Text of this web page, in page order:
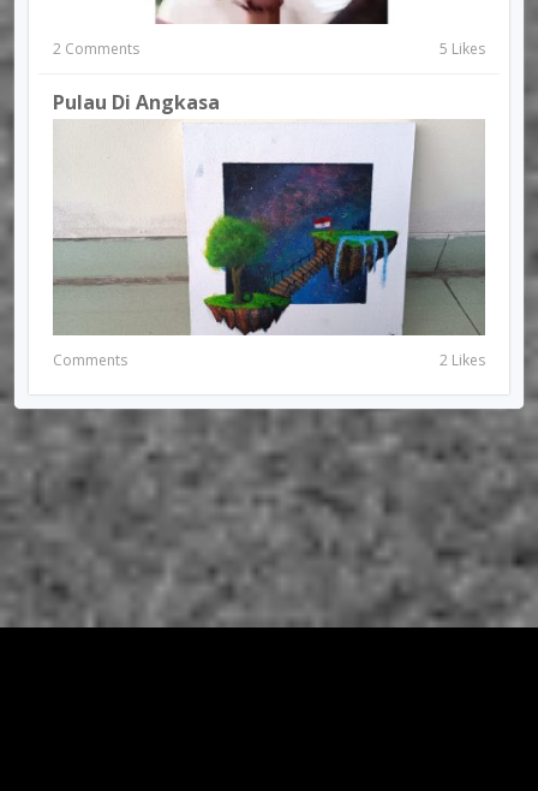
2 Comments 5 Likes
Pulau Di Angkasa
Comments 2 Likes